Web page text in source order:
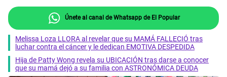
Únete al canal de Whatsapp de El Popular
Melissa Loza LLORA al revelar que su MAMÁ FALLECIÓ tras
luchar contra el cáncer y le dedican EMOTIVA DESPEDIDA
Hija de Patty Wong revela su UBICACIÓN tras darse a conocer
que su mamá dejó a su familia con ASTRONÓMICA DEUDA